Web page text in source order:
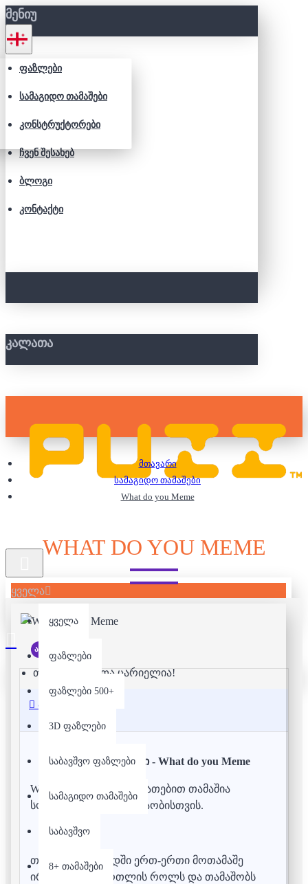
ᲛᲔᲜᲘᲣ
ᲤᲐᲖᲚᲔᲑᲘ
ᲡᲐᲛᲐᲒᲘᲓᲝ ᲗᲐᲛᲐᲨᲔᲑᲘ
ᲙᲝᲜᲡᲢᲠᲣᲥᲢᲝᲠᲔᲑᲘ
ᲩᲕᲔᲜ ᲨᲔᲡᲐᲮᲔᲑ
ᲑᲚᲝᲒᲘ
ᲙᲝᲜᲢᲐᲥᲢᲘ
ᲙᲐᲚᲐᲗᲐ
ყველა
ყველა
ფაზლები
ფაზლები 500+
3D ფაზლები
საბავშვო ფაზლები
სამაგიდო თამაშები
საბავშვო
8+ თამაშები
თქვენი კალათა ცარიელია!
მთავარი
სამაგიდო თამაშები
What do you Meme
WHAT DO YOU MEME
არ არის მარაგში
აღწერა
სამაგიდო თამაში - What do you Meme
What do you Meme - ბარათებით თამაშია
სოციალური მედიის თაობისთვის.
თიტოეულ რაუნდში ერთ-ერთი მოთამაშე
ირგებს მოსამართლის როლს და თამაშობს